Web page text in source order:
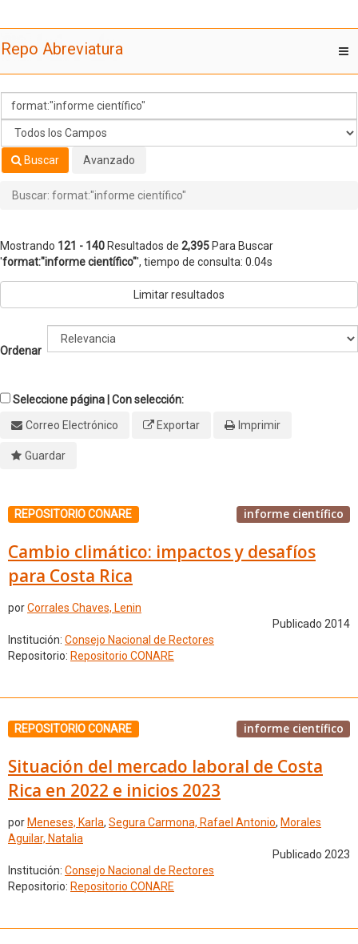
format:"informe científico"
Repo Abreviatura
Buscar Avanzado
Buscar: format:"informe científico"
Mostrando 121 - 140 Resultados de 2,395 Para Buscar
'format:"informe científico"', tiempo de consulta: 0.04s
Limitar resultados
Ordenar
Seleccione página | Con selección:
Correo Electrónico
Exportar Imprimir
Guardar
REPOSITORIO CONARE informe científico
Cambio climático: impactos y desafíos
para Costa Rica
porCorrales Chaves, Lenin
Publicado 2014
Institución: Consejo Nacional de Rectores
Repositorio: Repositorio CONARE
REPOSITORIO CONARE informe científico
Situación del mercado laboral de Costa
Rica en 2022 e inicios 2023
por Meneses, Karla, Segura Carmona, Rafael Antonio, Morales
Aguilar, Natalia
Publicado 2023
Institución: Consejo Nacional de Rectores
Repositorio: Repositorio CONARE